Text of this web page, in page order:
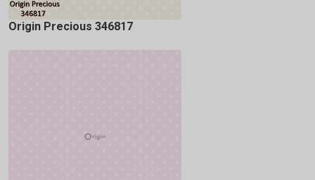
Origin Precious 346817